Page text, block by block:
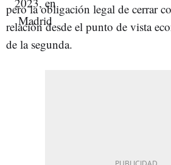
pero la obligación legal de cerrar
relación desde el punto de vista
de la segunda.